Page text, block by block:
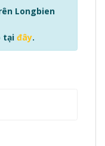
Longbien
tại đây.